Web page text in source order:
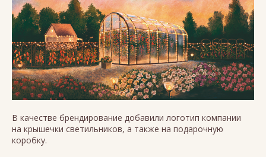
В качестве брендирование добавили логотип компании
на крышечки светильников, а также на подарочную
коробку.